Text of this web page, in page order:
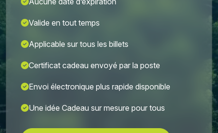
Valide en tout temps
Applicable sur tous les billets
Certificat cadeau envoyé par la poste
Envoi électronique plus rapide disponible
Une idée Cadeau sur mesure pour tous